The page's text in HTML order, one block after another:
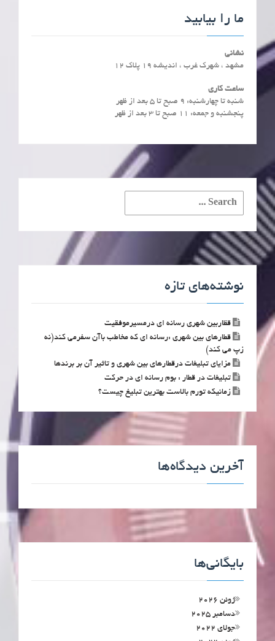
ما را بیابید
نشانی
مشهد ، شهرک غرب ، اندیشه 19 پلاک 12
ساعت کاری
شنبه تا چهارشنبه: ۹ صبح تا ۵ بعد از ظهر
پنجشنبه و جمعه: ۱۱ صبح تا ۳ بعد از ظهر
Search
نوشته‌های تازه
قظاربین شهری رسانه ای درمسیرموفقیت
قطارهای بین شهری :رسانه ای که مخاطب باآن سفرمی کند(نه
زپ می کند)
مزایای تبلیغات درقطارهای بین شهری و تاثیر آن بر برندها
تبلیغات در قطار : بوم رسانه ای در حرکت
زمانیکه تورم بالاست بهترین تبلیغ چیست؟
آخرین دیدگاه‌ها
بایگانی‌ها
ژوئن 2026
دسامبر 2025
جولای 2022